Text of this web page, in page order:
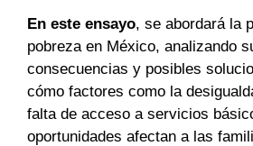
En este ensayo, se abordará la
pobreza en México, analizando
consecuencias y posibles
cómo factores como la
falta de acceso a servicios
oportunidades afectan a las